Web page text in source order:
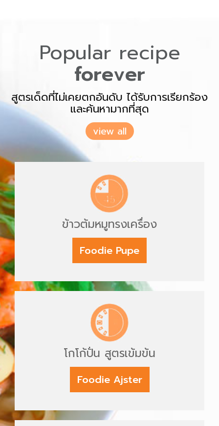
Popular recipe
forever
สูตรเด็ดที่ไม่เคยตกอันดับ ได้รับการเรียกร้อง
และค้นหามากที่สุด
view all
ข้าวต้มหมูทรงเครื่อง
Foodie Pupe
โกโก้ปั่น สูตรเข้มข้น
Foodie Ajster